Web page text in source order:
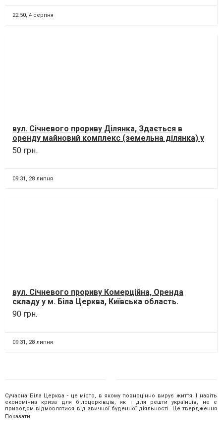
22:50, 4 серпня
вул. Січневого прориву Ділянка, Здається в
оренду майновий комплекс (земельна ділянка) у
м. Біла Цер...
50 грн.
09:31, 28 липня
вул. Січневого прориву Комерційна, Оренда
складу у м. Біла Церква, Київська область.
Здається в орен...
90 грн.
09:31, 28 липня
Сучасна Біла Церква - це місто, в якому повноцінно вирує життя. І навіть
економічна криза для білоцерківців, як і для решти українців, не є
приводом відмовлятися від звичної буденної діяльності. Це твердження
стосується і ринку нерухомості. Адже завжди знайдеться той, хто захоче
купити квартиру, та інший, хто здійснює
Показати